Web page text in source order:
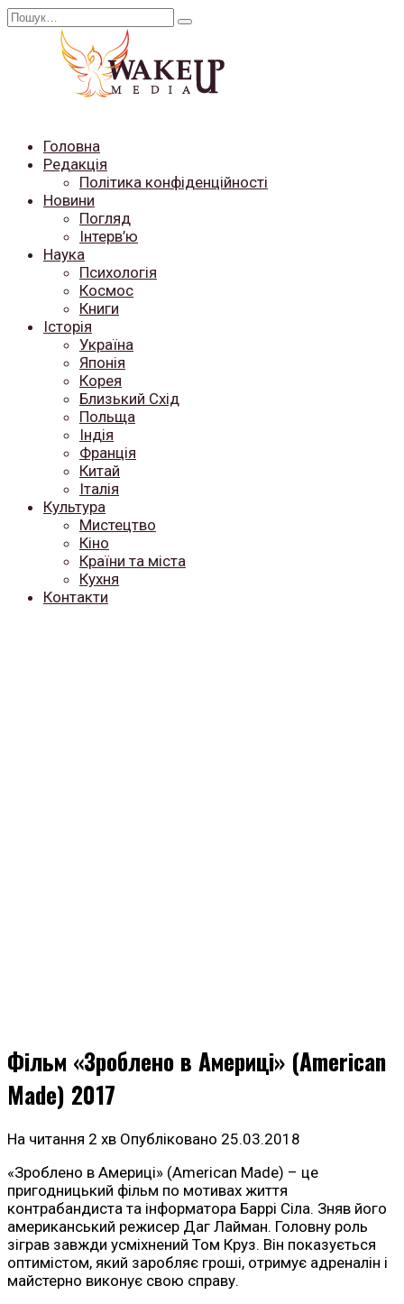
Перейти
Search
Головна
Редакція
Політика конфіденційності
Новини
Погляд
Інтерв’ю
Наука
Психологія
Космос
Книги
Історія
Україна
Японія
Корея
Близький Схід
Польща
Індія
Франція
Китай
Італія
Культура
Мистецтво
Кіно
Країни та міста
Кухня
Контакти
Фільм «Зроблено в Америці» (American
Made) 2017
На читання 2 хв Опубліковано 25.03.2018
«Зроблено в Америці» (American Made) – це
пригодницький фільм по мотивах життя
контрабандиста та інформатора Баррі Сіла. Зняв його
американський режисер Даг Лайман. Головну роль
зіграв завжди усміхнений Том Круз. Він показується
оптимістом, який заробляє гроші, отримує адреналін і
майстерно виконує свою справу.